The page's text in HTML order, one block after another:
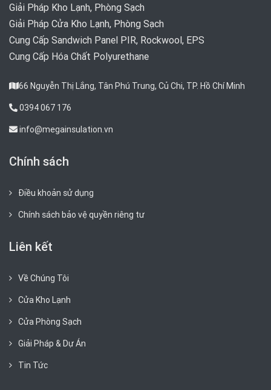
Giải Pháp Kho Lạnh, Phòng Sạch
Giải Pháp Cửa Kho Lạnh, Phòng Sạch
Cung Cấp Sandwich Panel PIR, Rockwool, EPS
Cung Cấp Hóa Chất Polyurethane
66 Nguyễn Thị Lắng, Tân Phú Trung, Củ Chi, TP. Hồ Chí Minh
0394 067 176
info@megainsulation.vn
Chính sách
Điều khoản sử dụng
Chính sách bảo vệ quyền riêng tư
Liên kết
Về Chúng Tôi
Cửa Kho Lạnh
Cửa Phòng Sạch
Giải Pháp & Dự Án
Tin Tức